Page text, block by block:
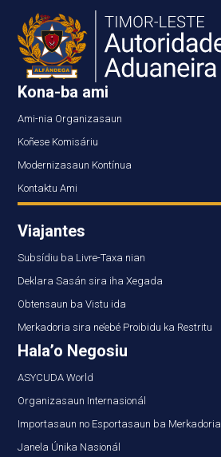
Kona-ba ami
Ami-nia Organizasaun
Koñese Komisáriu
Modernizasaun Kontínua
Kontaktu Ami
Viajantes
Subsídiu ba Livre-Taxa nian
Deklara Sasán sira iha Xegada
Obtensaun ba Vistu ida
Merkadoria sira ne’ebé Proibidu ka Restritu
Hala’o Negosiu
ASYCUDA World
Organizasaun Internasionál
Importasaun no Esportasaun ba Merkadoria
Janela Únika Nasionál